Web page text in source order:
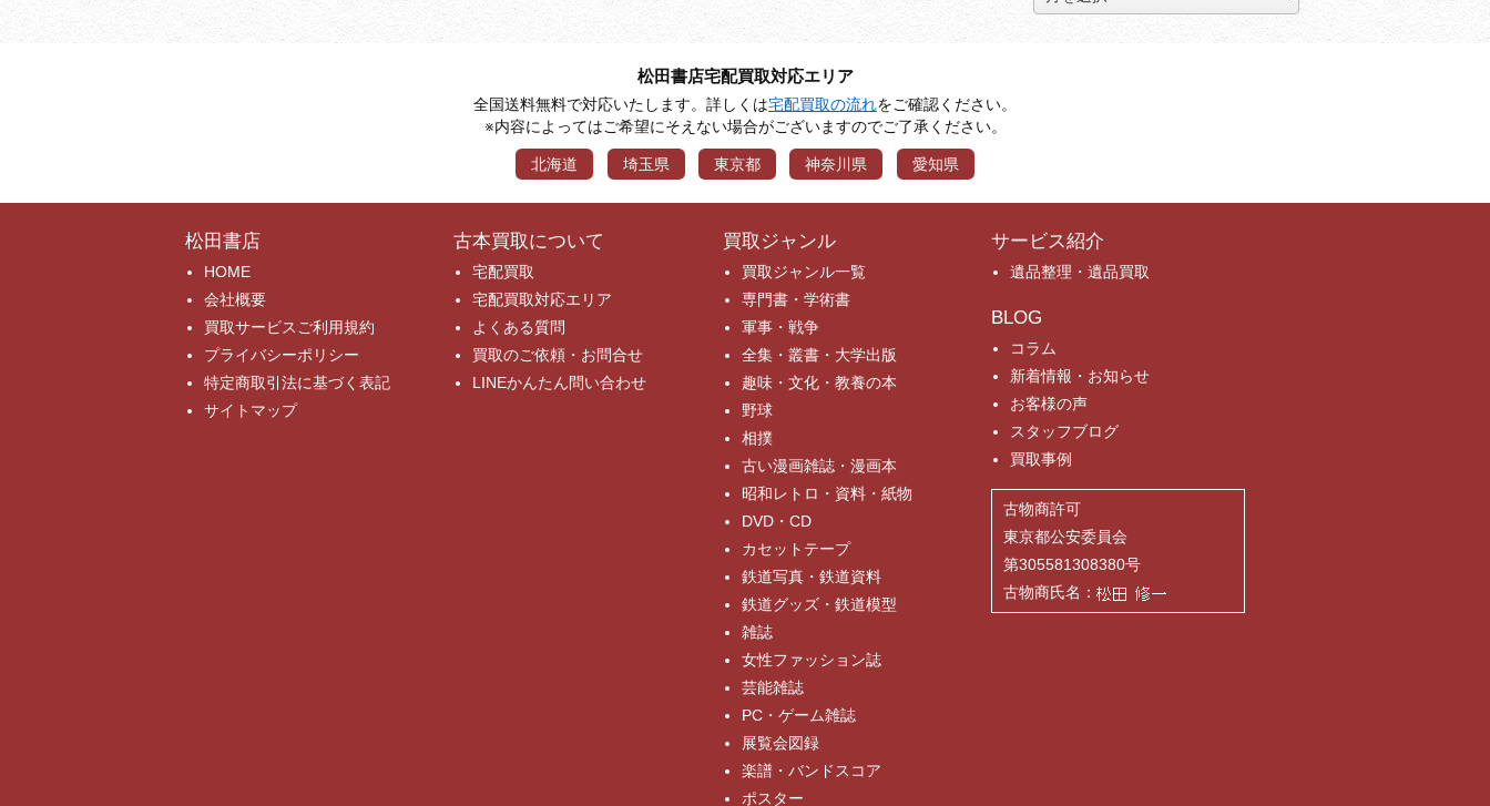
ー
松田書店宅配買取対応エリア
全国送料無料で対応いたします。詳しくは宅配買取の流れをご確認ください。
※内容によってはご希望にそえない場合がございますのでご了承ください。
北海道 埼玉県 東京都 神奈川県 愛知県
松田書店
HOME
会社概要
買取サービスご利用規約
プライバシーポリシー
特定商取引法に基づく表記
サイトマップ
古本買取について
宅配買取
宅配買取対応エリア
よくある質問
買取のご依頼・お問合せ
LINEかんたん問い合わせ
買取ジャンル
買取ジャンル一覧
専門書・学術書
軍事・戦争
全集・叢書・大学出版
趣味・文化・教養の本
野球
相撲
古い漫画雑誌・漫画本
昭和レトロ・資料・紙物
DVD・CD
カセットテープ
鉄道写真・鉄道資料
鉄道グッズ・鉄道模型
雑誌
女性ファッション誌
芸能雑誌
PC・ゲーム雑誌
展覧会図録
楽譜・バンドスコア
ポスター
サービス紹介
遺品整理・遺品買取
BLOG
コラム
新着情報・お知らせ
お客様の声
スタッフブログ
買取事例
古物商許可
東京都公安委員会
第305581308380号
古物商氏名：